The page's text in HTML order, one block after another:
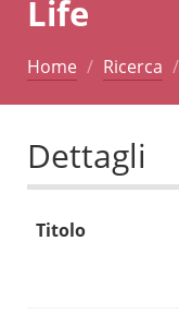
Life
Home Ricerca
Dettagli
Titolo